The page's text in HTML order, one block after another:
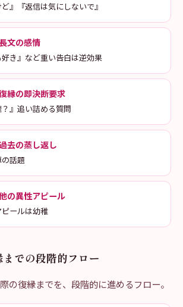
ど』『返信は気にしないで』
文の感情
好き』など重い告白は逆効果
縁の即決断要求
？』追い詰める質問
去の蒸し返し
話題
の異性アピール
ールは幼稚
での段階的フロー
の復縁までを、段階的に進めるフロー。